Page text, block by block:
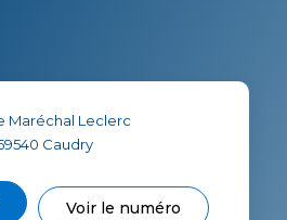
Maréchal Leclerc
Caudry
Voir le numéro